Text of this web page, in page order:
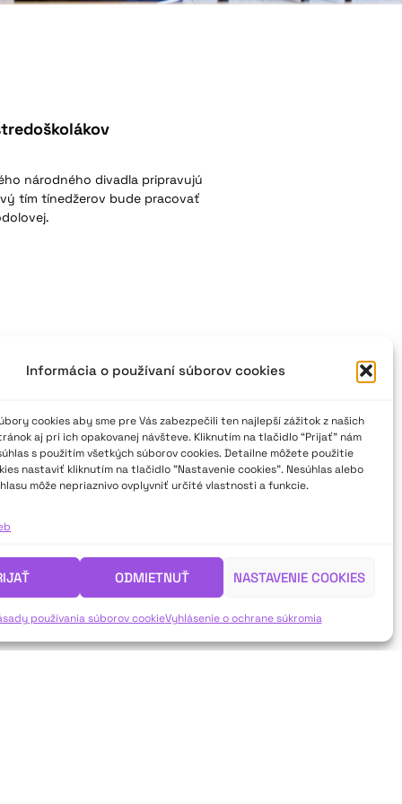
Informácia o používaní súborov cookies
cookies aby sme pre Vás zabezpečili ten najlepší zážitok z našich
aj pri ich opakovanej návšteve. Kliknutím na tlačidlo “Prijať” nám
s použitím všetkých súborov cookies. Detailne môžete použitie
nastaviť kliknutím na tlačidlo "Nastavenie cookies". Nesúhlas alebo
môže nepriaznivo ovplyvniť určité vlastnosti a funkcie.
ODMIETNUŤ NASTAVENIE COOKIES
používania súborov cookieVyhlásenie o ochrane súkromia
národného divadla pripravujú
tím tínedžerov bude pracovať